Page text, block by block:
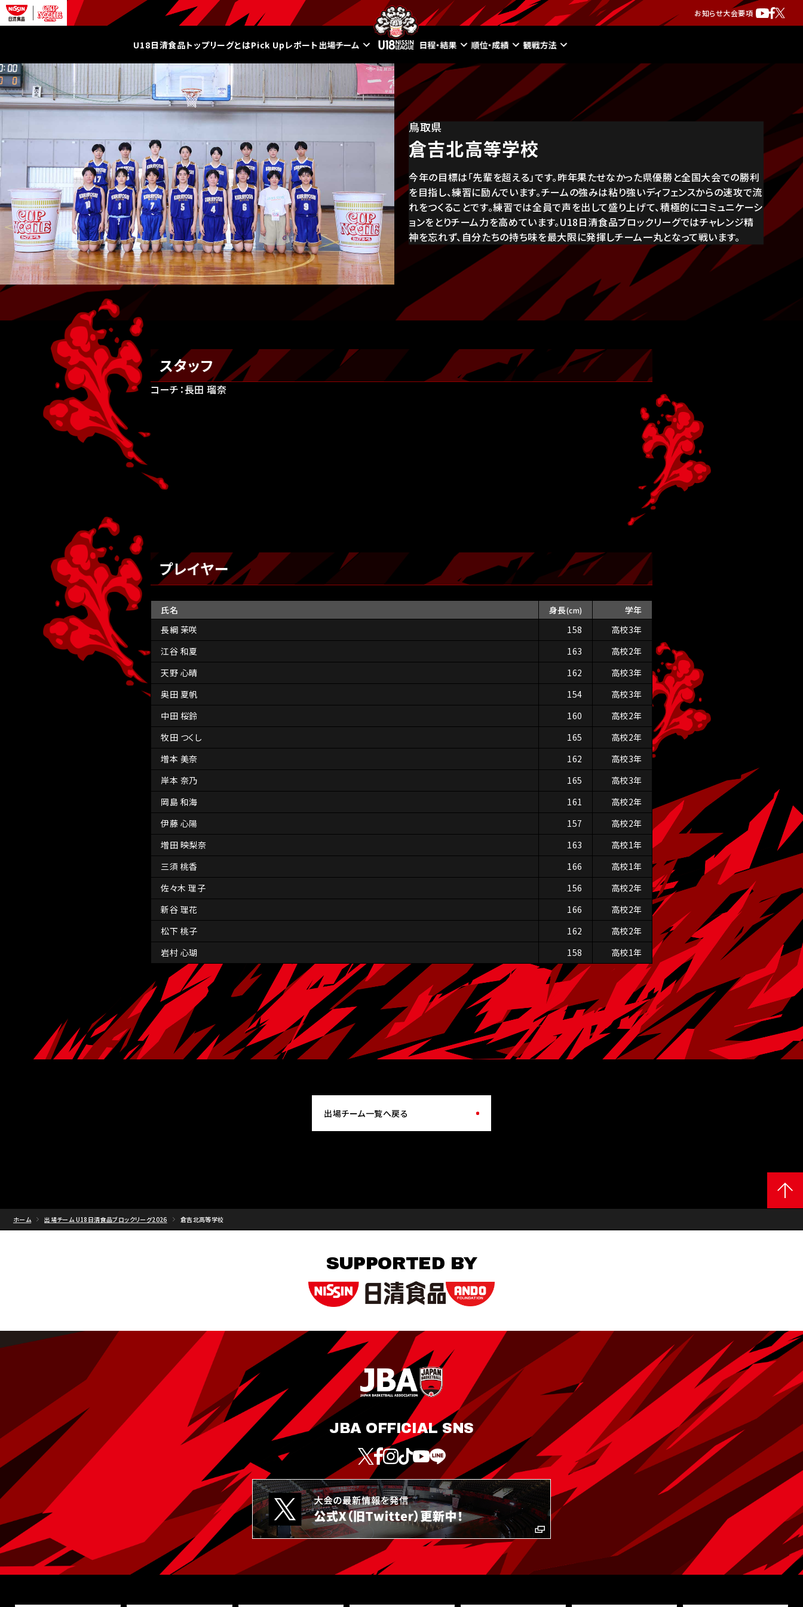
お知らせ大会要項
U18日清食品トップリーグとはPick Upレポート出場チーム 日程・結果 順位・成績 観戦方法
鳥取県
倉吉北高等学校
今年の目標は「先輩を超える」です。昨年果たせなかった県優勝と全国大会での勝利
を目指し、練習に励んでいます。チームの強みは粘り強いディフェンスからの速攻で流
れをつくることです。練習では全員で声を出して盛り上げて、積極的にコミュニケーシ
ョンをとりチーム力を高めています。U18日清食品ブロックリーグではチャレンジ精
神を忘れず、自分たちの持ち味を最大限に発揮しチーム一丸となって戦います。
スタッフ
コーチ：長田 瑠奈
プレイヤー
氏名 身長(cm)
学年
長綱 茉咲
158
高校3年
江谷 和夏
163
高校2年
天野 心晴
162
高校3年
奥田 夏帆
154
高校3年
中田 桜鈴
160
高校2年
牧田 つくし
165
高校2年
増本 美奈
162
高校3年
岸本 奈乃
165
高校3年
岡島 和海
161
高校2年
伊藤 心陽
157
高校2年
増田 映梨奈
163
高校1年
三須 桃香
166
高校1年
佐々木 理子
156
高校2年
新谷 理花
166
高校2年
松下 桃子
162
高校2年
岩村 心瑚
158 高校1年
出場チーム一覧へ戻る
ホーム 出場チーム U18日清食品ブロックリーグ2026 倉吉北高等学校
SUPPORTED BY
JBA OFFICIAL SNS